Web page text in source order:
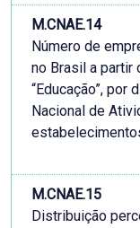
M.CNAE.14
Número de
no Brasil a partir
“Educação”, por
Nacional de
M.CNAE.15
Distribuição